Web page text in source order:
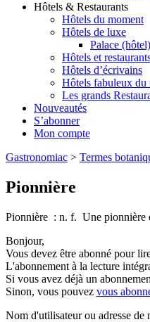
Hôtels & Restaurants
Hôtels du moment
Hôtels de luxe
Palace (hôtel)
Hôtels et
Hôtels d’écrivains
Hôtels fabuleux du
Les grands
Nouveautés
S’abonner
Mon compte
Gastronomiac > Termes
Pionnière
Pionnière : n. f. Une pionnière
Bonjour,
Vous devez être abonné pour
L'abonnement à la lecture
Si vous avez déjà un
Sinon, vous pouvez vous
Nom d'utilisateur ou adresse de